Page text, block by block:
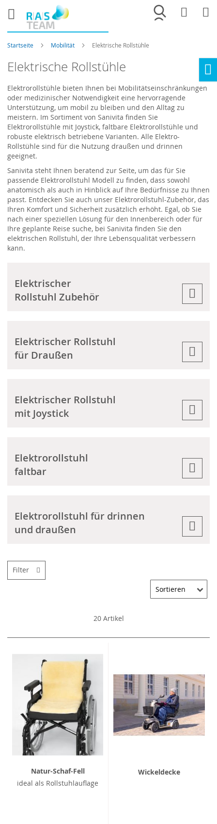
Merkliste
Startseite Mobilität Elektrische Rollstühle
Elektrische Rollstühle
Elektrorollstühle bieten Ihnen bei Mobilitätseinschränkungen
oder medizinischer Notwendigkeit eine hervorragende
Unterstützung, um mobil zu bleiben und den Alltag zu
meistern. Im Sortiment von Sanivita finden Sie
Elektrorollstühle mit Joystick, faltbare Elektrorollstühle und
robuste elektrisch betriebene Varianten. Alle Elektro-
Rollstühle sind für die Nutzung draußen und drinnen
geeignet.
Sanivita steht Ihnen beratend zur Seite, um das für Sie
passende Elektrorollstuhl Modell zu finden, dass sowohl
anatomisch als auch in Hinblick auf Ihre Bedürfnisse zu Ihnen
passt. Entdecken Sie auch unser Elektrorollstuhl-Zubehör, das
Ihren Komfort und Sicherheit zusätzlich erhöht. Egal, ob Sie
nach einer speziellen Lösung für den Innenbereich oder für
Ihre geplante Reise suche, bei Sanivita finden Sie den
elektrischen Rollstuhl, der Ihre Lebensqualität verbessern
kann.
Elektrischer
Rollstuhl Zubehör
Elektrischer Rollstuhl
für Draußen
Elektrischer Rollstuhl
mit Joystick
Elektrorollstuhl
faltbar
Elektrorollstuhl für drinnen
und draußen
20Artikel
Natur-Schaf-Fell
ideal als Rollstuhlauflage
Wickeldecke
Filter